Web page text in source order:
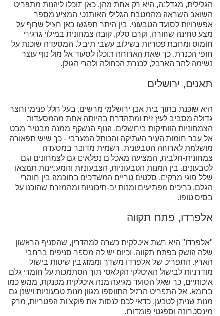
הגלילית, מגדלנה, היא רק אחת מהן. כאן תוכלו ליהנות מתפריט
השואב השראה מהמטבח הגלילי האותנטי המציע מספר
אפשרויות לסועד הטבעוני. בין היתר תפגשו כאן חציל שרוף על
מצע טחינה שחורה, וקרם סלק, קובה צמחונית במילוי גרגירי
חומוס ומחבת פטריות בשילוב עשבי תיבול. המסעדה שוכנת על
חופי הכנרת, כך שאת הארוחה תוכלו לסעוד אל מול נוף עוצר
נשימה להר הארבל, לכנרת הכחולה ולהרי הגולן.
תאנים, ירושלים
היא שוכנת בתוך בית אבן ירושלמי מרשים, בעל חלל פנימי וחצר
גדולה מסביב לעץ זית ומתהדרת בהיותה אחת מהמסעדות
הצמחוניות הוותיקות בירושלים. הנוף הנשקף ממנה מבטיח מבט
אל עבר חומות העיר העתיקה והכותל המערבי - כך שיש תפאורה
מושלמת לארוחה הטבעונית. רשמית מדובר במסעדה
צמחונית-חלבית, המציעה מאכלים נפלאים גם לצמחונים וגם
לטבעונים. בין המנות הטבעוניות, הצבעוניות והמעניינות תמצאו
שלל סוגי מרקים, סלטים טריים המשדכים בחוכמה בין חומרי
הגלם, כריכים מפתיעים ומנות ים-תיכוניות ומהמזרח שהוכנו על
בסיס טופו.
אלפרדו, פתח תקווה
"אלפרדו" היא רשת איטלקית כשרה למהדרין, שהסניף הראשון
שלה הושק בפתח תקווה, וכיום יש לה מספר סניפים ברחבי
הארץ. התפריט של אלפרדו משדך וממזג בין שיטות בישול
מודרניות לבישול האיטלקי הקלאסי תוך הסתמכות על חומרי גלם
איכותיים, כך שאל הסועד מגיעה מנה איטלקית מפנקת, ממש כמו
ברומא. אל התפריט הרגיל התווספו מגוון מנות טבעוניות וישנן גם
מנות שניתן לטבען. כדאי לכם לנסות את פוקצ'ות הפטריות, מרק
מינסטרונה וספגטי פומדורו.